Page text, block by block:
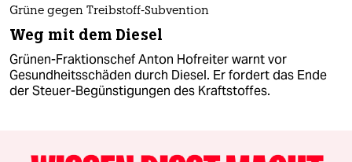
Grüne gegen Treibstoff-Subvention
Weg mit dem Diesel
Grünen-Fraktionschef Anton Hofreiter warnt vor
Gesundheitsschäden durch Diesel. Er fordert das Ende
der Steuer-Begünstigungen des Kraftstoffes.